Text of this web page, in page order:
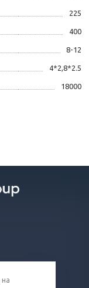
225
400
8-12
4*2,8*2.5
18000
на